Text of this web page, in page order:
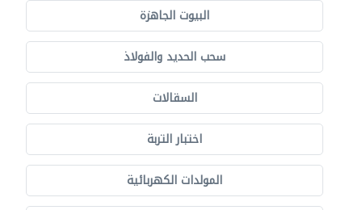
البيوت الجاهزة
سحب الحديد والفولاذ
السقالات
اختبار التربة
المولدات الكهربائية